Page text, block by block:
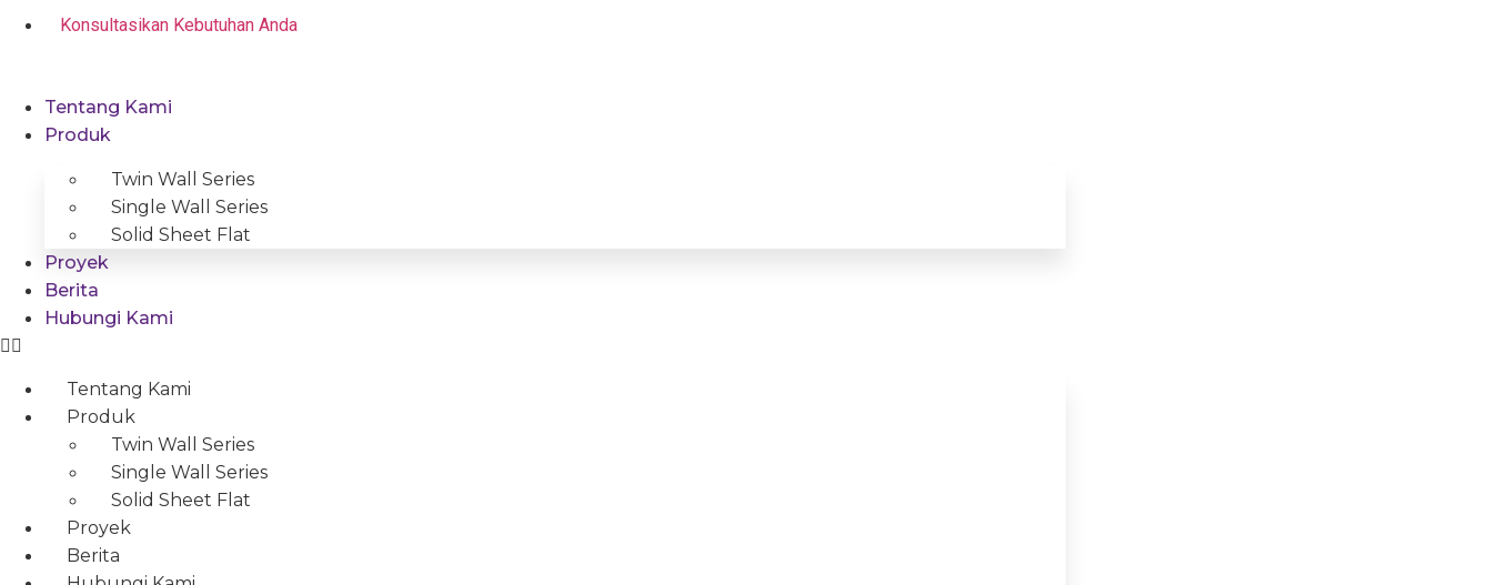
Konsultasikan Kebutuhan Anda
Tentang Kami
Produk
Twin Wall Series
Single Wall Series
Solid Sheet Flat
Proyek
Berita
Hubungi Kami
Tentang Kami
Produk
Twin Wall Series
Single Wall Series
Solid Sheet Flat
Proyek
Berita